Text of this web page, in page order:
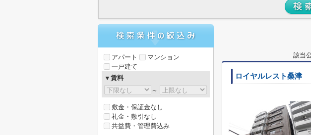
該当
ロイヤルレスト桑津
アパート
マンション
一戸建て
▼賃料
～
敷金・保証金なし
礼金・敷引なし
共益費・管理費込み